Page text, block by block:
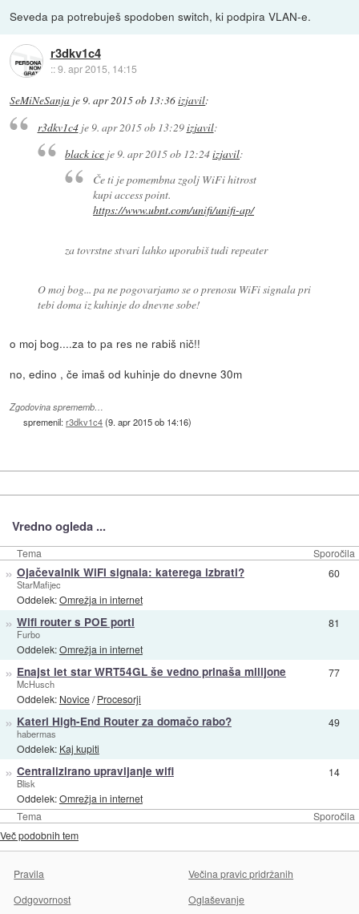
Seveda pa potrebuješ spodoben switch, ki podpira VLAN-e.
r3dkv1c4
::9. apr 2015, 14:15
SeMiNeSanja je9. apr 2015 ob 13:36izjavil:
r3dkv1c4je9. apr 2015 ob 13:29izjavil:
black ice je 9. apr 2015 ob 12:24izjavil:
Če ti je pomembna zgolj WiFi hitrost
kupi access point.
https://www.ubnt.com/unifi/unifi-ap/
za tovrstne stvari lahko uporabiš tudi repeater
O moj bog... pa ne pogovarjamo se o prenosu WiFi signala pri
tebi doma iz kuhinje do dnevne sobe!
o moj bog....za to pa res ne rabiš nič!!
no, edino , če imaš od kuhinje do dnevne 30m
Zgodovina sprememb…
spremenil:r3dkv1c4(9. apr 2015 ob 14:16)
Vredno ogleda ...
Tema Sporočila
Tema Sporočila
» Ojačevalnik WiFI signala: katerega izbrati?
StarMafijec
Oddelek:Omrežja in internet
60
» Wifi router s POE porti
Furbo
Oddelek:Omrežja in internet
81
» Enajst let star WRT54GL še vedno prinaša milijone
McHusch
Oddelek: Novice/Procesorji
77
» Kateri High-End Router za domačo rabo?
habermas
Oddelek: Kaj kupiti
49
» Centralizirano upravljanje wifi
Blisk
Oddelek:Omrežja in internet
14
Več podobnih tem
Pravila
Večina pravic pridržanih
Odgovornost
Oglaševanje